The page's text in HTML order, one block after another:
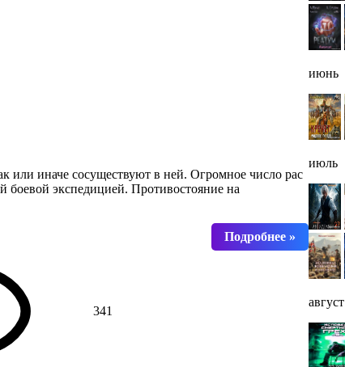
или иначе сосуществуют в ней. Огромное число рас
экспедицией. Противостояние на
341
июнь
июль
август